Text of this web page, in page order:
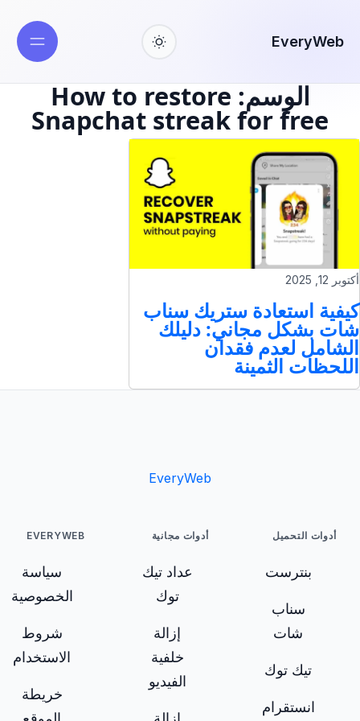
EveryWeb
الوسم: How to restore
Snapchat streak for free
أكتوبر 12, 2025
كيفية استعادة ستريك سناب
شات بشكل مجاني: دليلك
الشامل لعدم فقدان
اللحظات الثمينة
EveryWeb
أدوات التحميل
بنترست
سناب
شات
تيك توك
انستقرام
أدوات مجانية
عداد تيك
توك
إزالة
خلفية
الفيديو
EVERYWEB
سياسة
الخصوصية
شروط
الاستخدام
خريطة